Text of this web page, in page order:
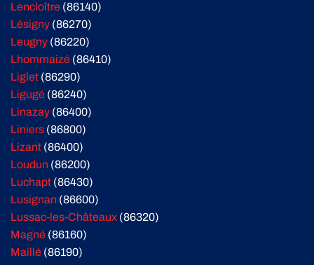
Lencloître (86140)
Lésigny (86270)
Leugny (86220)
Lhommaizé (86410)
Liglet (86290)
Ligugé (86240)
Linazay (86400)
Liniers (86800)
Lizant (86400)
Loudun (86200)
Luchapt (86430)
Lusignan (86600)
Lussac-les-Châteaux (86320)
Magné (86160)
Maillé (86190)